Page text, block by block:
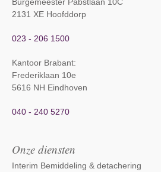
2131 XE Hoofddorp
023 - 206 1500
Kantoor Brabant:
Frederiklaan 10e
5616 NH Eindhoven
040 - 240 5270
Onze diensten
Interim Bemiddeling & detachering